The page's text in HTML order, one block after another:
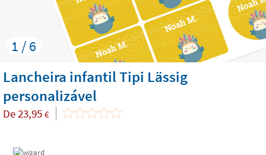
1 / 6
Lancheira infantil Tipi Lässig
personalizável
De23,95 €